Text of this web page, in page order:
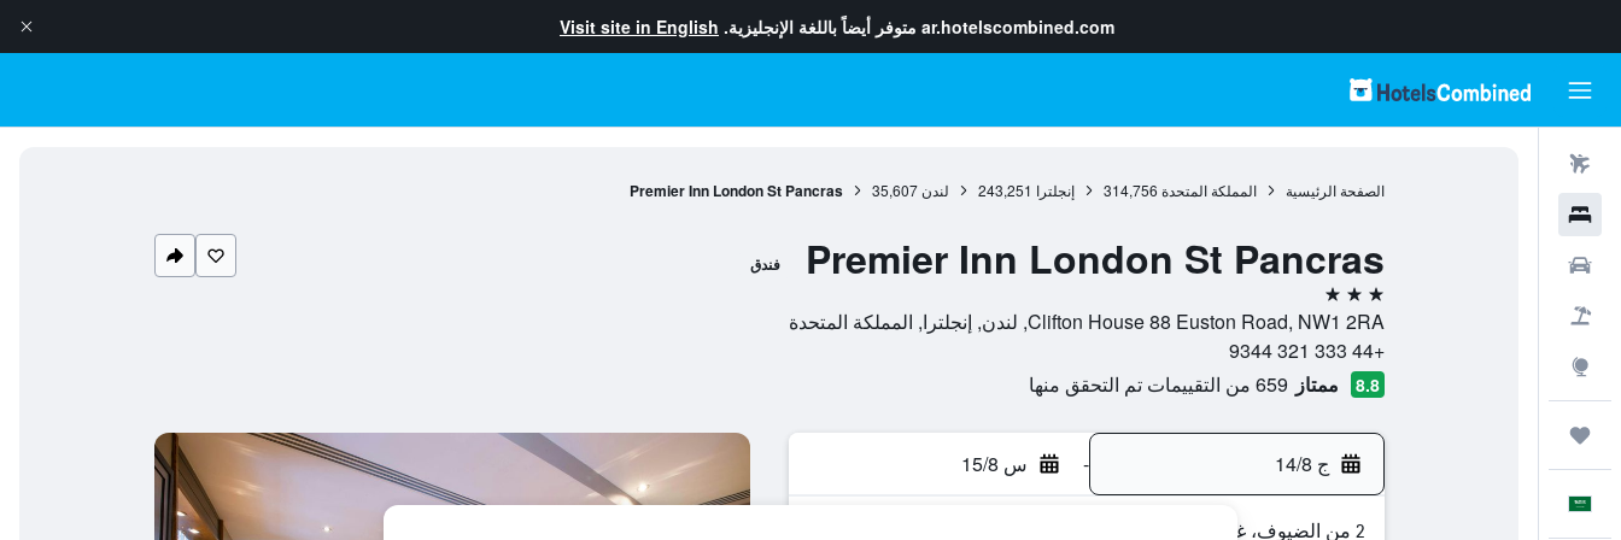
ar.hotelscombined.com متوفر أيضاً باللغة الإنجليزية. Visit site in English
الصفحة الرئيسية المملكة المتحدة 314,756 إنجلترا 243,251 لندن 35,607
Premier Inn London St Pancras
Premier Inn London St Pancras فندق
3 نجوم
Clifton House 88 Euston Road, NW1 2RA, لندن, إنجلترا, المملكة المتحدة
+44 333 321 9344
8.8 ممتاز 659 من التقييمات تم التحقق منها
ج 14/8 - س 15/8
2 من الضيوف، غرفة واحدة